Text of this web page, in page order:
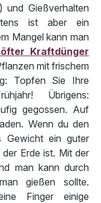
Gießverhalten
ist aber ein
Mangel kann man
Kraftdünger
mit frischem
Topfen Sie Ihre
Übrigens:
gegossen. Auf
Wenn du den
Gewicht ein guter
Erde ist. Mit der
man kann durch
gießen sollte.
Finger einige